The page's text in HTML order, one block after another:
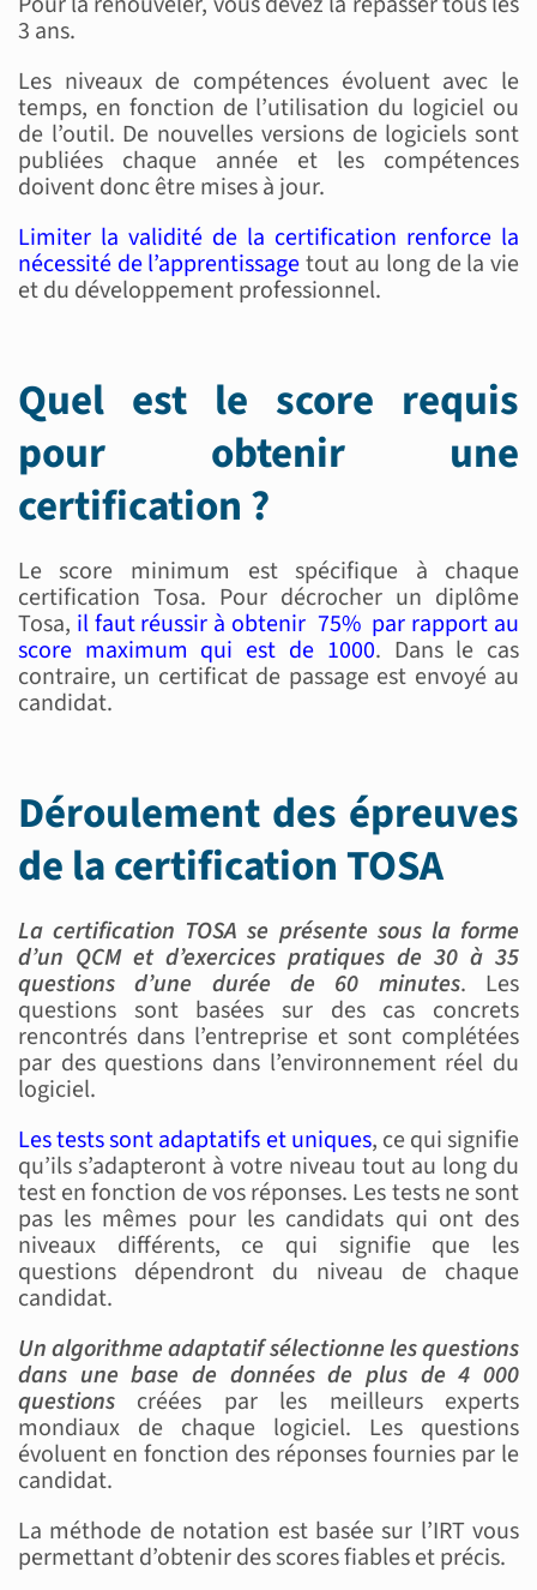
3 ans.
Les niveaux de compétences évoluent avec le
temps, en fonction de l’utilisation du logiciel ou
de l’outil. De nouvelles versions de logiciels sont
publiées chaque année et les compétences
doivent donc être mises à jour.
Limiter la validité de la certification renforce la
nécessité de l’apprentissagetout au long de la vie
et du développement professionnel.
Quel est le score requis
pour obtenir une
certification ?
Le score minimum est spécifique à chaque
certification Tosa. Pour décrocher un diplôme
Tosa, il faut réussir à obtenir 75% par rapport au
score maximum qui est de 1000. Dans le cas
contraire, un certificat de passage est envoyé au
candidat.
Déroulement des épreuves
de la certification TOSA
La certification TOSA se présente sous la forme
d’un QCM et d’exercices pratiques de 30 à 35
questions d’une durée de 60 minutes. Les
questions sont basées sur des cas concrets
rencontrés dans l’entreprise et sont complétées
par des questions dans l’environnement réel du
logiciel.
Les tests sont adaptatifs et uniques, ce qui signifie
qu’ils s’adapteront à votre niveau tout au long du
test en fonction de vos réponses. Les tests ne sont
pas les mêmes pour les candidats qui ont des
niveaux différents, ce qui signifie que les
questions dépendront du niveau de chaque
candidat.
Un algorithme adaptatif sélectionne les questions
dans une base de données de plus de 4 000
questionscréées par les meilleurs experts
mondiaux de chaque logiciel. Les questions
évoluent en fonction des réponses fournies par le
candidat.
La méthode de notation est basée sur l’IRT vous
permettant d’obtenir des scores fiables et précis.